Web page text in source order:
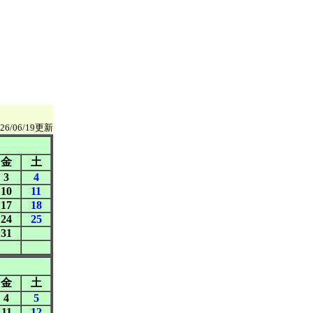
06/19更新
金
土
3
4
10
11
17
18
24
25
31
金
土
4
5